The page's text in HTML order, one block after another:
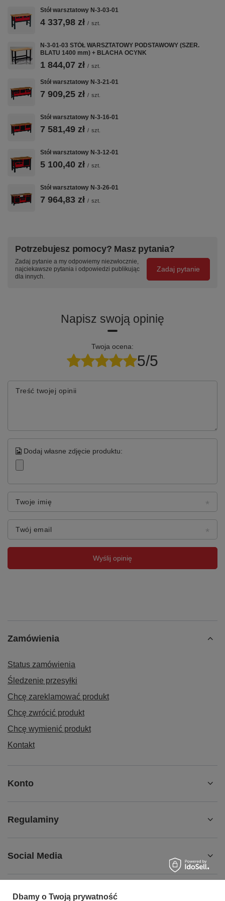
N-1-05-02, N-1-06-02, N-1-07-02, N-1-08-02
Stół warsztatowy N-3-03-01
4 337,98 zł / szt.
N-3-01-03 STÓŁ WARSZTATOWY PODSTAWOWY (SZER.
BLATU 1400 mm) + BLACHA OCYNK
1 844,07 zł / szt.
Stół warsztatowy N-3-21-01
7 909,25 zł / szt.
Stół warsztatowy N-3-16-01
7 581,49 zł / szt.
Stół warsztatowy N-3-12-01
5 100,40 zł / szt.
Stół warsztatowy N-3-26-01
7 964,83 zł / szt.
Potrzebujesz pomocy? Masz pytania?
Zadaj pytanie a my odpowiemy niezwłocznie,
najciekawsze pytania i odpowiedzi publikując
dla innych.
Zadaj pytanie
Napisz swoją opinię
Twoja ocena:
5/5
Treść twojej opinii
Dodaj własne zdjęcie produktu:
Twoje imię
Twój email
Wyślij opinię
Zamówienia
Status zamówienia
Śledzenie przesyłki
Chcę zareklamować produkt
Chcę zwrócić produkt
Chcę wymienić produkt
Kontakt
Konto
Regulaminy
Social Media
Dbamy o Twoją prywatność